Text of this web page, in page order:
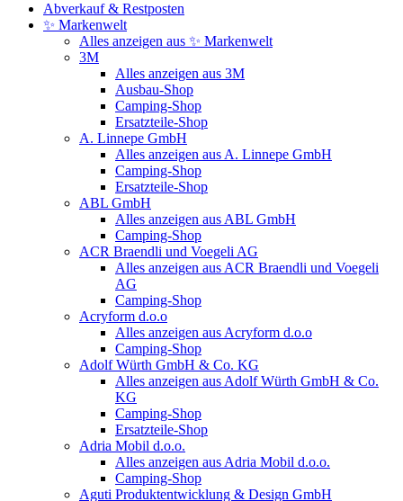
Abverkauf & Restposten
✨ Markenwelt
Alles anzeigen aus ✨ Markenwelt
3M
Alles anzeigen aus 3M
Ausbau-Shop
Camping-Shop
Ersatzteile-Shop
A. Linnepe GmbH
Alles anzeigen aus A. Linnepe GmbH
Camping-Shop
Ersatzteile-Shop
ABL GmbH
Alles anzeigen aus ABL GmbH
Camping-Shop
ACR Braendli und Voegeli AG
Alles anzeigen aus ACR Braendli und Voegeli
AG
Camping-Shop
Acryform d.o.o
Alles anzeigen aus Acryform d.o.o
Camping-Shop
Adolf Würth GmbH & Co. KG
Alles anzeigen aus Adolf Würth GmbH & Co.
KG
Camping-Shop
Ersatzteile-Shop
Adria Mobil d.o.o.
Alles anzeigen aus Adria Mobil d.o.o.
Camping-Shop
Aguti Produktentwicklung & Design GmbH